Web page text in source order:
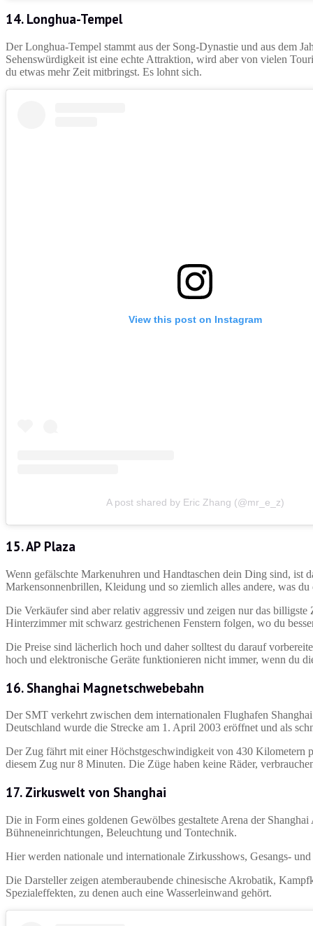
14. Longhua-Tempel
Der Longhua-Tempel stammt aus der Song-Dynastie und aus dem
Sehenswürdigkeit ist eine echte Attraktion, wird aber von vielen
du etwas mehr Zeit mitbringst. Es lohnt sich.
View this post on Instagram
A post shared by Eric Zhang (@mr_e_z)
15. AP Plaza
Wenn gefälschte Markenuhren und Handtaschen dein Ding sind, ist
Markensonnenbrillen, Kleidung und so ziemlich alles andere, was
Die Verkäufer sind aber relativ aggressiv und zeigen nur das
Hinterzimmer mit schwarz gestrichenen Fenstern folgen, wo du
Die Preise sind lächerlich hoch und daher solltest du darauf
hoch und elektronische Geräte funktionieren nicht immer, wenn du
16. Shanghai Magnetschwebebahn
Der SMT verkehrt zwischen dem internationalen Flughafen
Deutschland wurde die Strecke am 1. April 2003 eröffnet und als
Der Zug fährt mit einer Höchstgeschwindigkeit von 430 Kilometern
diesem Zug nur 8 Minuten. Die Züge haben keine Räder,
17. Zirkuswelt von Shanghai
Die in Form eines goldenen Gewölbes gestaltete Arena der
Bühneneinrichtungen, Beleuchtung und Tontechnik.
Hier werden nationale und internationale Zirkusshows, Gesangs-
Die Darsteller zeigen atemberaubende chinesische Akrobatik,
Spezialeffekten, zu denen auch eine Wasserleinwand gehört.